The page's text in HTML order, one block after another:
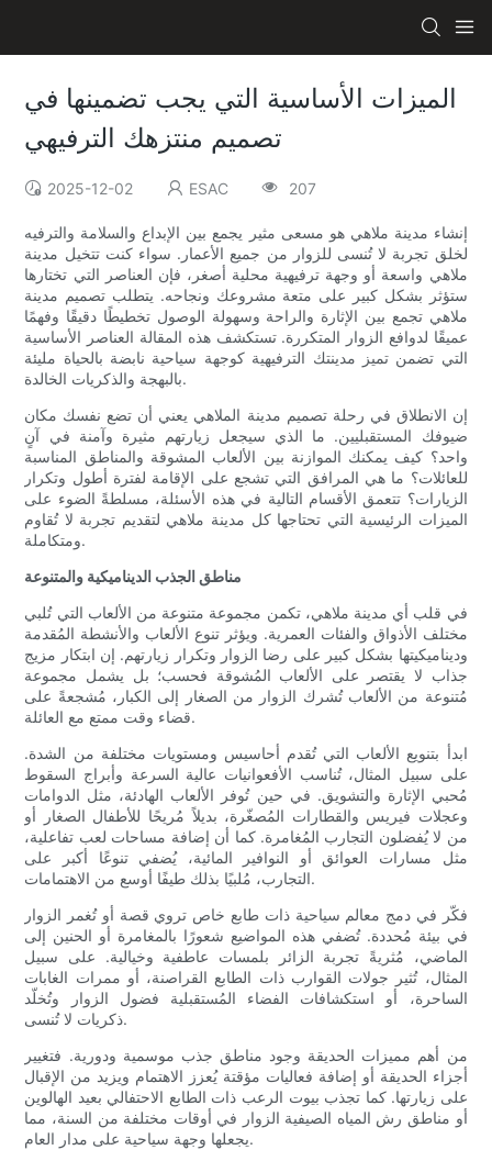
الميزات الأساسية التي يجب تضمينها في
تصميم منتزهك الترفيهي
2025-12-02 ESAC 207
إنشاء مدينة ملاهي هو مسعى مثير يجمع بين الإبداع والسلامة والترفيه
لخلق تجربة لا تُنسى للزوار من جميع الأعمار. سواء كنت تتخيل مدينة
ملاهي واسعة أو وجهة ترفيهية محلية أصغر، فإن العناصر التي تختارها
ستؤثر بشكل كبير على متعة مشروعك ونجاحه. يتطلب تصميم مدينة
ملاهي تجمع بين الإثارة والراحة وسهولة الوصول تخطيطًا دقيقًا وفهمًا
عميقًا لدوافع الزوار المتكررة. تستكشف هذه المقالة العناصر الأساسية
التي تضمن تميز مدينتك الترفيهية كوجهة سياحية نابضة بالحياة مليئة
بالبهجة والذكريات الخالدة.
إن الانطلاق في رحلة تصميم مدينة الملاهي يعني أن تضع نفسك مكان
ضيوفك المستقبليين. ما الذي سيجعل زيارتهم مثيرة وآمنة في آنٍ
واحد؟ كيف يمكنك الموازنة بين الألعاب المشوقة والمناطق المناسبة
للعائلات؟ ما هي المرافق التي تشجع على الإقامة لفترة أطول وتكرار
الزيارات؟ تتعمق الأقسام التالية في هذه الأسئلة، مسلطةً الضوء على
الميزات الرئيسية التي تحتاجها كل مدينة ملاهي لتقديم تجربة لا تُقاوم
ومتكاملة.
مناطق الجذب الديناميكية والمتنوعة
في قلب أي مدينة ملاهي، تكمن مجموعة متنوعة من الألعاب التي تُلبي
مختلف الأذواق والفئات العمرية. ويؤثر تنوع الألعاب والأنشطة المُقدمة
وديناميكيتها بشكل كبير على رضا الزوار وتكرار زيارتهم. إن ابتكار مزيج
جذاب لا يقتصر على الألعاب المُشوقة فحسب؛ بل يشمل مجموعة
مُتنوعة من الألعاب تُشرك الزوار من الصغار إلى الكبار، مُشجعةً على
قضاء وقت ممتع مع العائلة.
ابدأ بتنويع الألعاب التي تُقدم أحاسيس ومستويات مختلفة من الشدة.
على سبيل المثال، تُناسب الأفعوانيات عالية السرعة وأبراج السقوط
مُحبي الإثارة والتشويق. في حين تُوفر الألعاب الهادئة، مثل الدوامات
وعجلات فيريس والقطارات المُصغّرة، بديلاً مُريحًا للأطفال الصغار أو
من لا يُفضلون التجارب المُغامرة. كما أن إضافة مساحات لعب تفاعلية،
مثل مسارات العوائق أو النوافير المائية، يُضفي تنوعًا أكبر على
التجارب، مُلبيًا بذلك طيفًا أوسع من الاهتمامات.
فكّر في دمج معالم سياحية ذات طابع خاص تروي قصة أو تُغمر الزوار
في بيئة مُحددة. تُضفي هذه المواضيع شعورًا بالمغامرة أو الحنين إلى
الماضي، مُثريةً تجربة الزائر بلمسات عاطفية وخيالية. على سبيل
المثال، تُثير جولات القوارب ذات الطابع القراصنة، أو ممرات الغابات
الساحرة، أو استكشافات الفضاء المُستقبلية فضول الزوار وتُخلّد
ذكريات لا تُنسى.
من أهم مميزات الحديقة وجود مناطق جذب موسمية ودورية. فتغيير
أجزاء الحديقة أو إضافة فعاليات مؤقتة يُعزز الاهتمام ويزيد من الإقبال
على زيارتها. كما تجذب بيوت الرعب ذات الطابع الاحتفالي بعيد الهالوين
أو مناطق رش المياه الصيفية الزوار في أوقات مختلفة من السنة، مما
يجعلها وجهة سياحية على مدار العام.